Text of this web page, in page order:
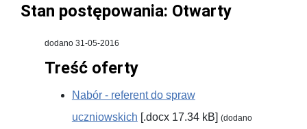
Stan postępowania: Otwarty
dodano 31-05-2016
Treść oferty
Nabór - referent do spraw
uczniowskich [.docx 17.34 kB] (dodano